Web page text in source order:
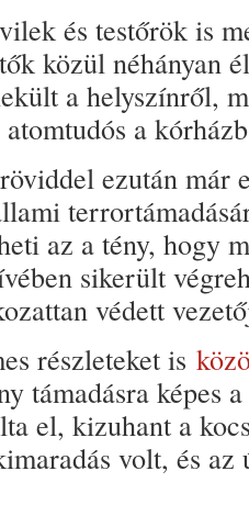
és testőrök is
közül néhányan
a helyszínről,
a
ezután már
az a tény, hogy
sikerült
védett
részleteket is
támadásra képes
el, kizuhant a
volt, és